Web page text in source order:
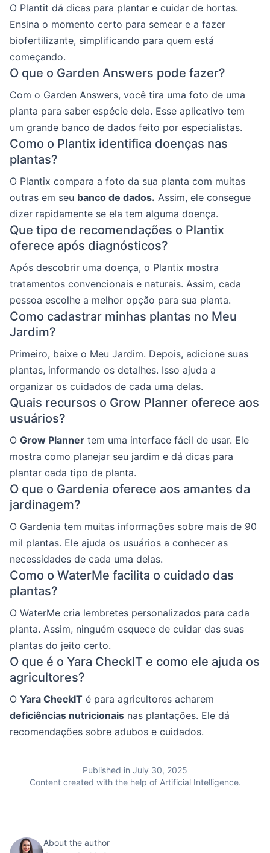
O Plantit dá dicas para plantar e cuidar de hortas.
Ensina o momento certo para semear e a fazer
biofertilizante, simplificando para quem está
começando.
O que o Garden Answers pode fazer?
Com o Garden Answers, você tira uma foto de uma
planta para saber espécie dela. Esse aplicativo tem
um grande banco de dados feito por especialistas.
Como o Plantix identifica doenças nas
plantas?
O Plantix compara a foto da sua planta com muitas
outras em seu banco de dados. Assim, ele consegue
dizer rapidamente se ela tem alguma doença.
Que tipo de recomendações o Plantix
oferece após diagnósticos?
Após descobrir uma doença, o Plantix mostra
tratamentos convencionais e naturais. Assim, cada
pessoa escolhe a melhor opção para sua planta.
Como cadastrar minhas plantas no Meu
Jardim?
Primeiro, baixe o Meu Jardim. Depois, adicione suas
plantas, informando os detalhes. Isso ajuda a
organizar os cuidados de cada uma delas.
Quais recursos o Grow Planner oferece aos
usuários?
O Grow Planner tem uma interface fácil de usar. Ele
mostra como planejar seu jardim e dá dicas para
plantar cada tipo de planta.
O que o Gardenia oferece aos amantes da
jardinagem?
O Gardenia tem muitas informações sobre mais de 90
mil plantas. Ele ajuda os usuários a conhecer as
necessidades de cada uma delas.
Como o WaterMe facilita o cuidado das
plantas?
O WaterMe cria lembretes personalizados para cada
planta. Assim, ninguém esquece de cuidar das suas
plantas do jeito certo.
O que é o Yara CheckIT e como ele ajuda os
agricultores?
O Yara CheckIT é para agricultores acharem
deficiências nutricionais nas plantações. Ele dá
recomendações sobre adubos e cuidados.
Published in July 30, 2025
Content created with the help of Artificial Intelligence.
About the author